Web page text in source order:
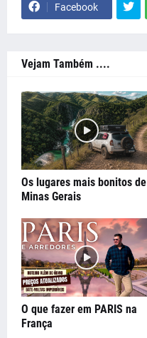
Facebook
Vejam Também ....
Os lugares mais bonitos de
Minas Gerais
O que fazer em PARIS na
França